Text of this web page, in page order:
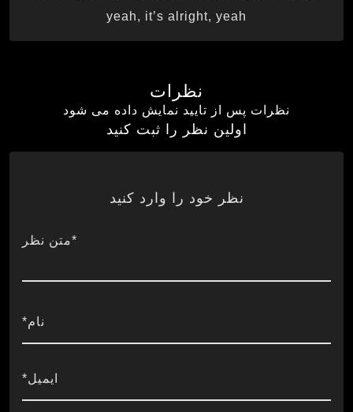
yeah, it’s alright, yeah
نظرات
نظرات پس از تایید نمایش داده می شود
اولین نظر را ثبت کنید
نظر خود را وارد کنید
*متن نظر
نام*
ایمیل*